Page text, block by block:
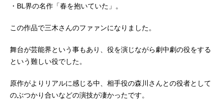
・BL界の名作「春を抱いていた」。
この作品で三木さんのファァンになりました。
舞台が芸能界という事もあり、役を演じながら劇中劇の役をする
という難しい役でした。
原作がよりリアルに感じる中、相手役の森川さんとの役者として
のぶつかり合いなどの演技が凄かったです。